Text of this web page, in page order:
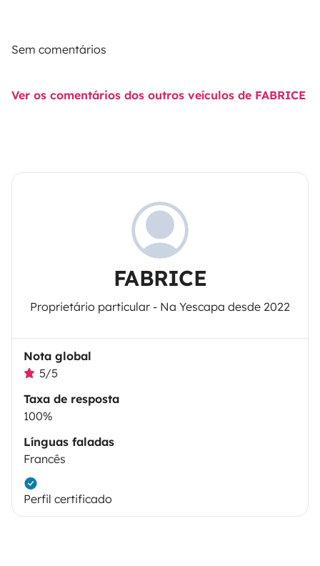
Sem comentários
Ver os comentários dos outros veículos de FABRICE
FABRICE
Proprietário particular - Na Yescapa desde 2022
Nota global
5/5
Taxa de resposta
100%
Línguas faladas
Francês
Perfil certificado